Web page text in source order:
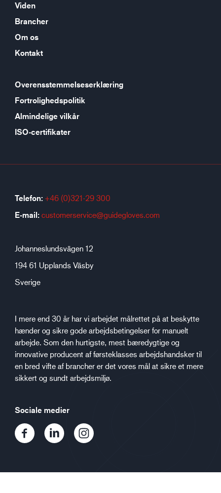
Viden
Brancher
Om os
Kontakt
Overensstemmelseserklæring
Fortrolighedspolitik
Almindelige vilkår
ISO-certifikater
Telefon: +46 (0)321-29 300
E-mail: customerservice@guidegloves.com
Johanneslundsvägen 12
194 61 Upplands Väsby
Sverige
I mere end 30 år har vi arbejdet målrettet på at beskytte
hænder og sikre gode arbejdsbetingelser for manuelt
arbejde. Som den hurtigste, mest bæredygtige og
innovative producent af førsteklasses arbejdshandsker til
en bred vifte af brancher er det vores mål at sikre et mere
sikkert og sundt arbejdsmiljø.
Sociale medier